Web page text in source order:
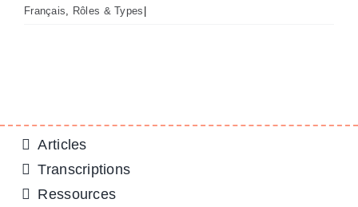
Français
Rôles & Types |
Articles
Transcriptions
Ressources